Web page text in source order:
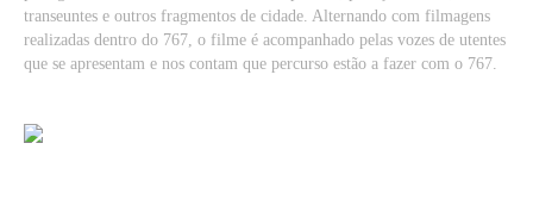
transeuntes e outros fragmentos de cidade. Alternando com filmagens
realizadas dentro do 767, o filme é acompanhado pelas vozes de utentes
que se apresentam e nos contam que percurso estão a fazer com o 767.